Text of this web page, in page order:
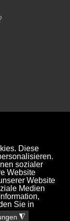
Diese
sozialer
Website
Website
Medien
Sie in
◮